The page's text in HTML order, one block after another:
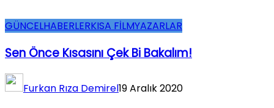
GÜNCELHABERLERKISA FİLMYAZARLAR
Sen Önce Kısasını Çek Bi Bakalım!
Furkan Rıza Demirel19 Aralık 2020